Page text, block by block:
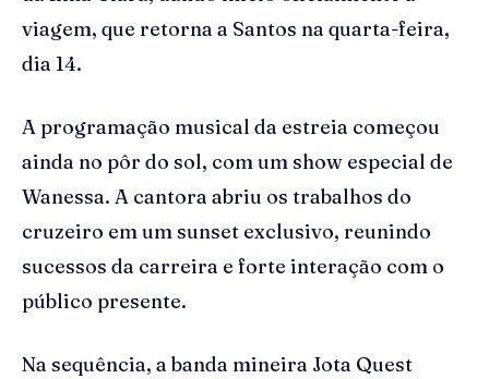
viagem, que retorna a Santos na quarta-feira,
dia 14.
A programação musical da estreia começou
ainda no pôr do sol, com um show especial de
Wanessa. A cantora abriu os trabalhos do
cruzeiro em um sunset exclusivo, reunindo
sucessos da carreira e forte interação com o
público presente.
Na sequência, a banda mineira Jota Quest